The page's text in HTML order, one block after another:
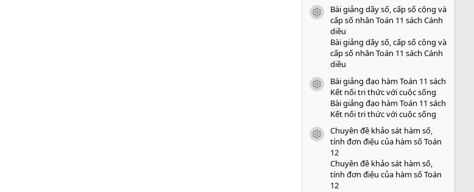
o
icon tài liệu
Bài giảng dãy số, cấp số cộng và
cấp số nhân Toán 11 sách Cánh
diều
Bài giảng dãy số, cấp số cộng và
cấp số nhân Toán 11 sách Cánh
diều
icon tài liệu
Bài giảng đạo hàm Toán 11 sách
Kết nối tri thức với cuộc sống
Bài giảng đạo hàm Toán 11 sách
Kết nối tri thức với cuộc sống
icon tài liệu
Chuyên đề khảo sát hàm số,
tính đơn điệu của hàm số Toán
12
Chuyên đề khảo sát hàm số,
tính đơn điệu của hàm số Toán
12